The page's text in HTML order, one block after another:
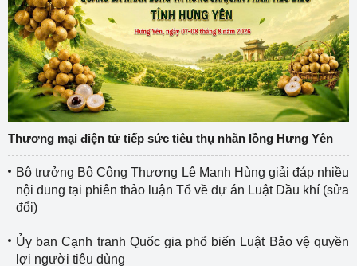
Thương mại điện tử tiếp sức tiêu thụ nhãn lồng Hưng Yên
Bộ trưởng Bộ Công Thương Lê Mạnh Hùng giải đáp nhiều
nội dung tại phiên thảo luận Tổ về dự án Luật Dầu khí (sửa
đổi)
Ủy ban Cạnh tranh Quốc gia phổ biến Luật Bảo vệ quyền
lợi người tiêu dùng